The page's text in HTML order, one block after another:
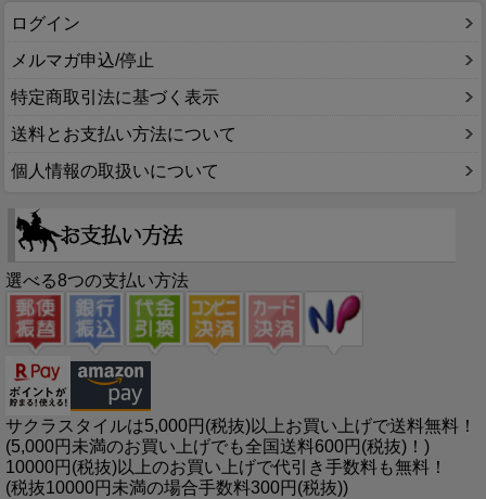
ログイン
メルマガ申込/停止
特定商取引法に基づく表示
送料とお支払い方法について
個人情報の取扱いについて
選べる8つの支払い方法
サクラスタイルは5,000円(税抜)以上お買い上げで送料無料！
(5,000円未満のお買い上げでも全国送料600円(税抜)！)
10000円(税抜)以上のお買い上げで代引き手数料も無料！
(税抜10000円未満の場合手数料300円(税抜))